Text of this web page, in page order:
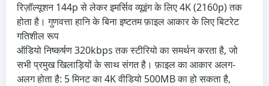
रिज़ॉल्यूशन 144p से लेकर इमर्सिव व्यूइंग के लिए 4K (2160p) तक
होता है। गुणवत्ता हानि के बिना इष्टतम फ़ाइल आकार के लिए बिटरेट
गतिशील रूप
ऑडियो निष्कर्षण 320kbps तक स्टीरियो का समर्थन करता है, जो
सभी प्रमुख खिलाड़ियों के साथ संगत है। फ़ाइल का आकार अलग-
अलग होता है: 5 मिनट का 4K वीडियो 500MB का हो सकता है,